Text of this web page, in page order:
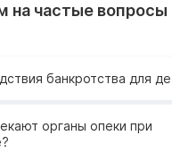
на частые вопросы
банкротства для
органы опеки при